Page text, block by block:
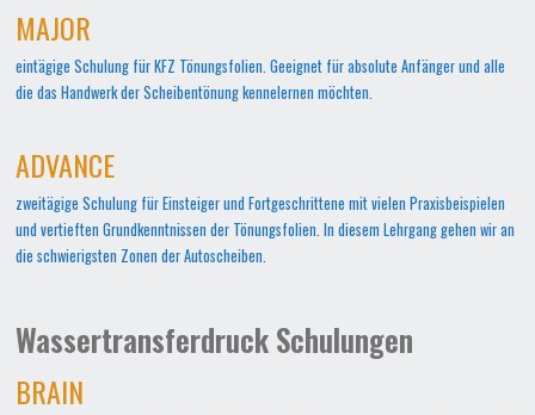
MAJOR
eintägige Schulung für KFZ Tönungsfolien. Geeignet für absolute Anfänger und alle
die das Handwerk der Scheibentönung kennelernen möchten.
ADVANCE
zweitägige Schulung für Einsteiger und Fortgeschrittene mit vielen Praxisbeispielen
und vertieften Grundkenntnissen der Tönungsfolien. In diesem Lehrgang gehen wir an
die schwierigsten Zonen der Autoscheiben.
Wassertransferdruck Schulungen
BRAIN